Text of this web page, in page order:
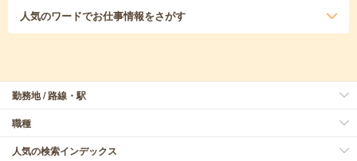
人気のワードでお仕事情報をさがす
勤務地 / 路線・駅
職種
人気の検索インデックス